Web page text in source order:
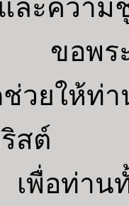
ละควา
ขอพระเ
วยให้ท่
สต์
พื่อท่าน